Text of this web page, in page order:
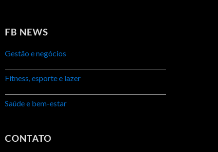
FB NEWS
Gestão e negócios
Fitness, esporte e lazer
Saúde e bem-estar
CONTATO